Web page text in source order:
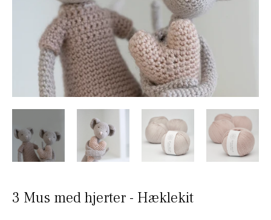
3 Mus med hjerter - Hæklekit